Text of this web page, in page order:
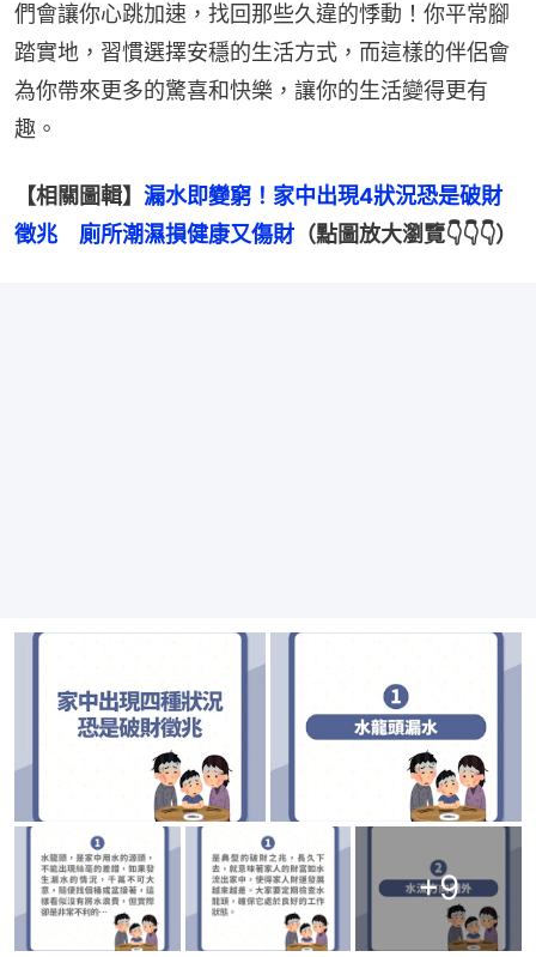
們會讓你心跳加速，找回那些久違的悸動！你平常腳
踏實地，習慣選擇安穩的生活方式，而這樣的伴侶會
為你帶來更多的驚喜和快樂，讓你的生活變得更有
趣。
【相關圖輯】 漏水即變窮！家中出現4狀況恐是破財
徵兆　廁所潮濕損健康又傷財 （點圖放大瀏覽👇👇👇）
+9